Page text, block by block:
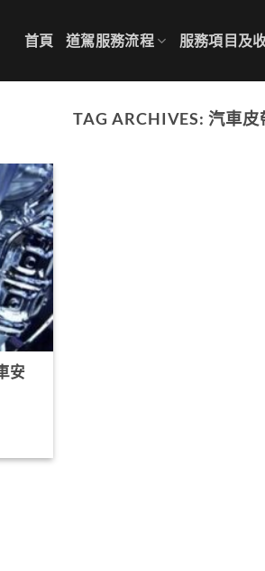
首頁 道駕服務流程 服務項目及
TAG ARCHIVES:汽車皮
安